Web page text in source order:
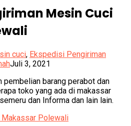
Mesin Cuci
cuci, Ekspedisi Pengiriman
Juli 3, 2021
pembelian barang perabot dan
toko yang ada di makassar
dan Informa dan lain lain.